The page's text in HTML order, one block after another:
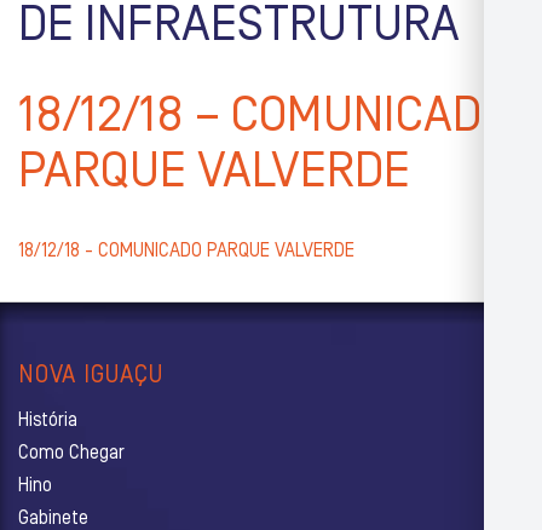
DE INFRAESTRUTURA
18/12/18 – COMUNICADO
PARQUE VALVERDE
18/12/18 - COMUNICADO PARQUE VALVERDE
NOVA IGUAÇU
História
Como Chegar
Hino
Gabinete